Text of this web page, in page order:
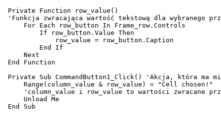
Private Function row_value()
'Funkcja zwracająca wartość tekstową dla wybranego
     For Each row_button In Frame_row.Controls
         If row_button.Value Then
             row_value = row_button.Caption
         End If
     Next
End Function
Private Sub CommandButton1_Click() 'Akcja, która ma
Range(column_value & row_value) = "Cell chosen!"
'column_value i row_value to wartości zwracane
     Unload Me